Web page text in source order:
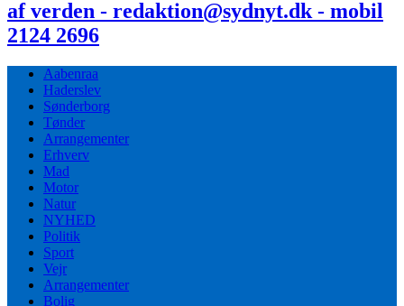
af verden - redaktion@sydnyt.dk - mobil
2124 2696
Aabenraa
Haderslev
Sønderborg
Tønder
Arrangementer
Erhverv
Mad
Motor
Natur
NYHED
Politik
Sport
Vejr
Arrangementer
Bolig